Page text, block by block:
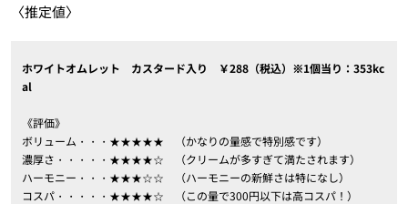
〈推定値〉
ホワイトオムレット カスタード入り ￥288（税込）※1個当り：353kc
al
《評価》
ボリューム・・・★★★★★ （かなりの量感で特別感です）
濃厚さ・・・・・★★★★☆ （クリームが多すぎて満たされます）
ハーモニー・・・★★★☆☆ （ハーモニーの新鮮さは特になし）
コスパ・・・・・★★★★☆ （この量で300円以下は高コスパ！）